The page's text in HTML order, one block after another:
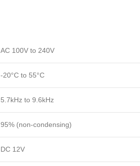
AC 100V to 240V
-20°C to 55°C
5.7kHz to 9.6kHz
95% (non-condensing)
DC 12V